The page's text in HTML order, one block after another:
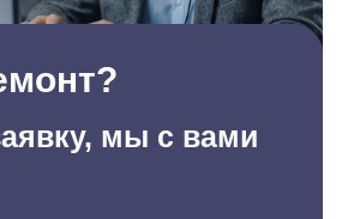
мы с вами